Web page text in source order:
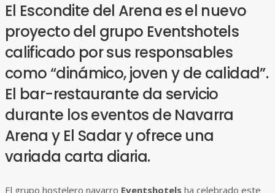
El Escondite del Arena es el nuevo
proyecto del grupo Eventshotels
calificado por sus responsables
como “dinámico, joven y de calidad”.
El bar-restaurante da servicio
durante los eventos de Navarra
Arena y El Sadar y ofrece una
variada carta diaria.
El grupo hostelero navarro Eventshotels ha celebrado este